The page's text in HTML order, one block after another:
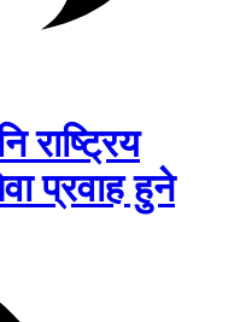
राष्ट्रिय
प्रवाह हुने